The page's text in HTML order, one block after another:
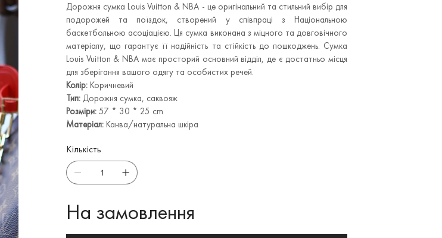
Дорожня сумка Louis Vuitton & NBA - це оригінальний та стильний вибір для
подорожей та поїздок, створений у співпраці з Національною
баскетбольною асоціацією. Ця сумка виконана з міцного та довговічного
матеріалу, що гарантує її надійність та стійкість до пошкоджень. Сумка
Louis Vuitton & NBA має просторий основний відділ, де є достатньо місця
для зберігання вашого одягу та особистих речей.
Колір: Коричневий
Тип: Дорожня сумка, саквояж
Розміри: 57 * 30 * 25 cm
Матеріал: Канва/натуральна шкіра
Кількість
На замовлення